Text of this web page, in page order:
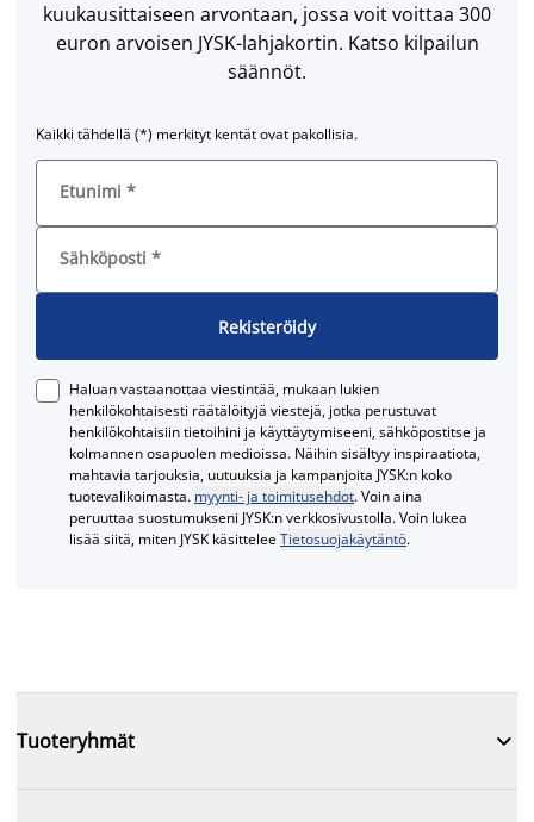
kuukausittaiseen arvontaan, jossa voit voittaa 300
euron arvoisen JYSK-lahjakortin. Katso kilpailun
säännöt.
Kaikki tähdellä (*) merkityt kentät ovat pakollisia.
Etunimi *
Sähköposti *
Rekisteröidy
Haluan vastaanottaa viestintää, mukaan lukien
henkilökohtaisesti räätälöityjä viestejä, jotka perustuvat
henkilökohtaisiin tietoihini ja käyttäytymiseeni, sähköpostitse ja
kolmannen osapuolen medioissa. Näihin sisältyy inspiraatiota,
mahtavia tarjouksia, uutuuksia ja kampanjoita JYSK:n koko
tuotevalikoimasta. myynti- ja toimitusehdot. Voin aina
peruuttaa suostumukseni JYSK:n verkkosivustolla. Voin lukea
lisää siitä, miten JYSK käsitteleeTietosuojakäytäntö.
Tuoteryhmät 